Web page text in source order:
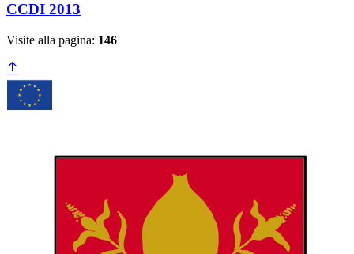
CCDI 2013
Visite alla pagina: 146